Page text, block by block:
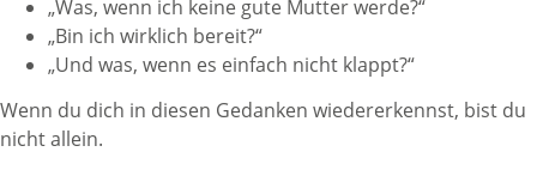
„Was, wenn ich keine gute Mutter werde?“
„Bin ich wirklich bereit?“
„Und was, wenn es einfach nicht klappt?“
Wenn du dich in diesen Gedanken wiedererkennst, bist du
nicht allein.